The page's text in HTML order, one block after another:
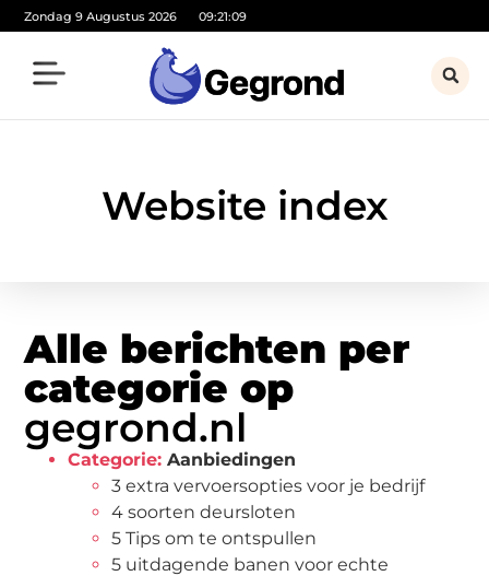
Zondag 9 Augustus 2026 09:21:10
Website index
Alle berichten per
categorie op
gegrond.nl
Categorie: Aanbiedingen
3 extra vervoersopties voor je bedrijf
4 soorten deursloten
5 Tips om te ontspullen
5 uitdagende banen voor echte